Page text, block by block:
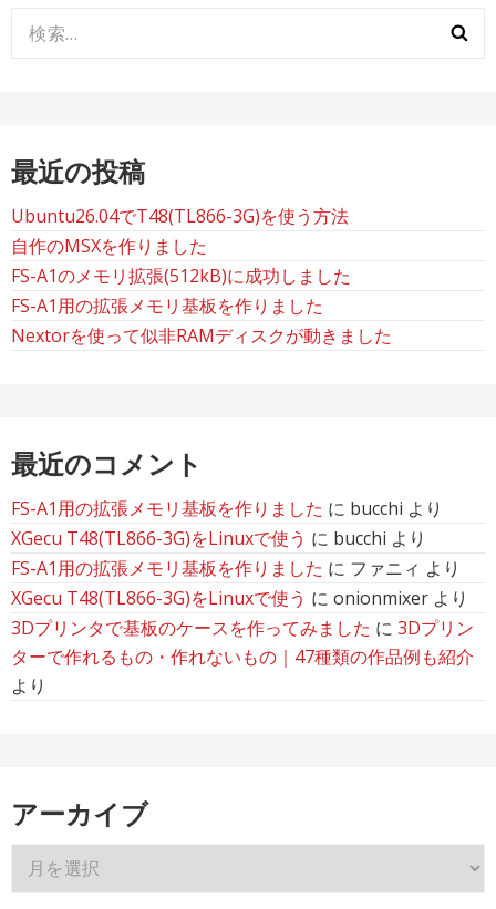
ペ
送
り
最近の投稿
Ubuntu26.04でT48(TL866-3G)を使う方法
自作のMSXを作りました
FS-A1のメモリ拡張(512kB)に成功しました
FS-A1用の拡張メモリ基板を作りました
Nextorを使って似非RAMディスクが動きました
最近のコメント
FS-A1用の拡張メモリ基板を作りました に bucchi より
XGecu T48(TL866-3G)をLinuxで使う に bucchi より
FS-A1用の拡張メモリ基板を作りました に ファニィ より
XGecu T48(TL866-3G)をLinuxで使う に onionmixer より
3Dプリンタで基板のケースを作ってみました に 3Dプリン
ターで作れるもの・作れないもの｜47種類の作品例も紹介
より
アーカイブ